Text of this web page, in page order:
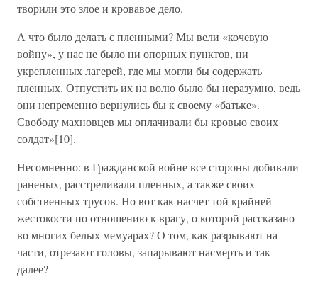
творили это злое и кровавое дело.
А что было делать с пленными? Мы вели «кочевую
войну», у нас не было ни опорных пунктов, ни
укрепленных лагерей, где мы могли бы содержать
пленных. Отпустить их на волю было бы неразумно, ведь
они непременно вернулись бы к своему «батьке».
Свободу махновцев мы оплачивали бы кровью своих
солдат»[10].
Несомненно: в Гражданской войне все стороны добивали
раненых, расстреливали пленных, а также своих
собственных трусов. Но вот как насчет той крайней
жестокости по отношению к врагу, о которой рассказано
во многих белых мемуарах? О том, как разрывают на
части, отрезают головы, запарывают насмерть и так
далее?